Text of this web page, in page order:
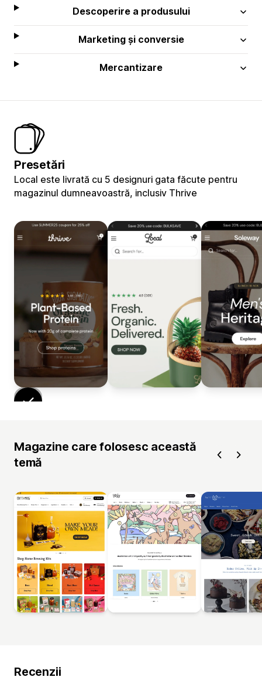
Descoperire a produsului
Marketing și conversie
Mercantizare
Presetări
Local este livrată cu 5 designuri gata făcute pentru
magazinul dumneavoastră, inclusiv Thrive
Magazine care folosesc această
temă
Recenzii